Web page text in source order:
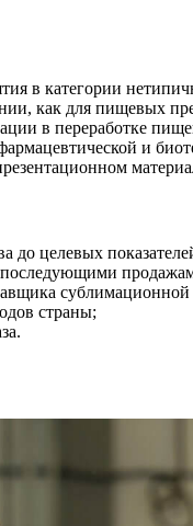
в категории
как для пищевых
в переработке
и
до целевых
страны;